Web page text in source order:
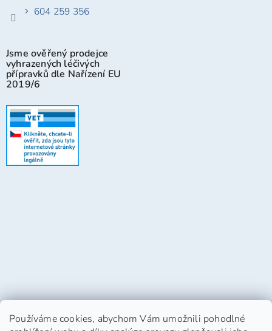
Používáme cookies, abychom Vám umožnili pohodlné
604 259 356
Jsme ověřený prodejce
vyhrazených léčivých
přípravků dle Nařízení EU
2019/6